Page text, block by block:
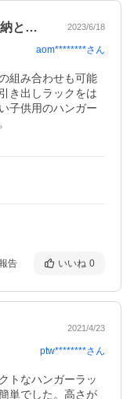
前面にフレームが無いので他の収納との組… 2023/6/18
aom********さん
組み合わせも可能
き出しラックをは
子供用のハンガー
告 いいね 0
2021/4/23
ptw********さん
トなハンガーラッ
単でした。高さが